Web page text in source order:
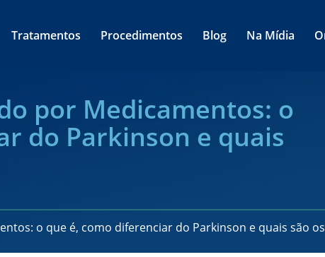
Tratamentos Procedimentos Blog Na Mídia
por Medicamentos: o
do Parkinson e quais
o que é, como diferenciar do Parkinson e quais são